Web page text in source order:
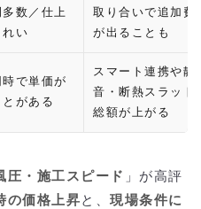
数／仕上
れい
取り合いで追加費
が出ることも
で単価が
とがある
スマート連携や静
音・断熱スラット
総額が上がる
圧・施工スピード 」が高評
の価格上昇 と、 現場条件に